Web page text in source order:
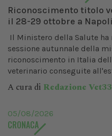
Riconoscimento titolo
il 28-29 ottobre a Napoli
Il Ministero della Salute ha
sessione autunnale della
riconoscimento in Italia
veterinario conseguite
A cura di Redazione Vet33
05/08/2026
CRONACA